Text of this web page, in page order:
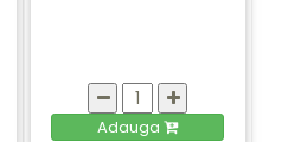
Adauga